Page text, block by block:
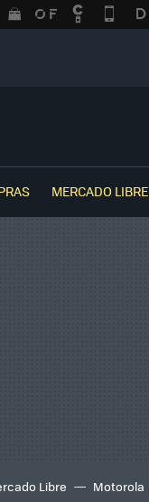
MERCADO LIBRE
Libre Motorola